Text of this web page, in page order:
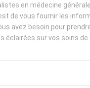
en médecine
de vous fournir les
avez besoin pour
éclairées sur vos soins de